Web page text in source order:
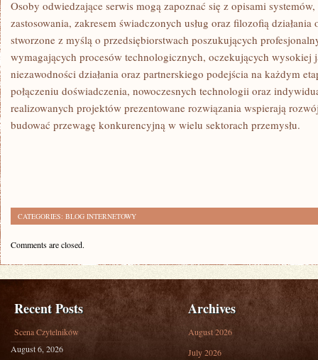
Osoby odwiedzające serwis mogą zapoznać się z opisami
zastosowania, zakresem świadczonych usług oraz filozofią
stworzone z myślą o przedsiębiorstwach poszukujących
wymagających procesów technologicznych, oczekujących wysokiej
niezawodności działania oraz partnerskiego podejścia na każdym
połączeniu doświadczenia, nowoczesnych technologii oraz
realizowanych projektów prezentowane rozwiązania wspierają
budować przewagę konkurencyjną w wielu sektorach przemysłu.
CATEGORIES: BLOG INTERNETOWY
Comments are closed.
Recent Posts
Scena Czytelników
August 6, 2026
Archives
August 2026
July 2026